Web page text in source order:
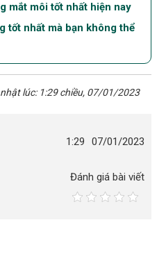
mắt môi tốt nhất hiện nay
tốt nhất mà bạn không thể
lúc: 1:29 chiều, 07/01/2023
1:29 07/01/2023
Đánh giá bài viết